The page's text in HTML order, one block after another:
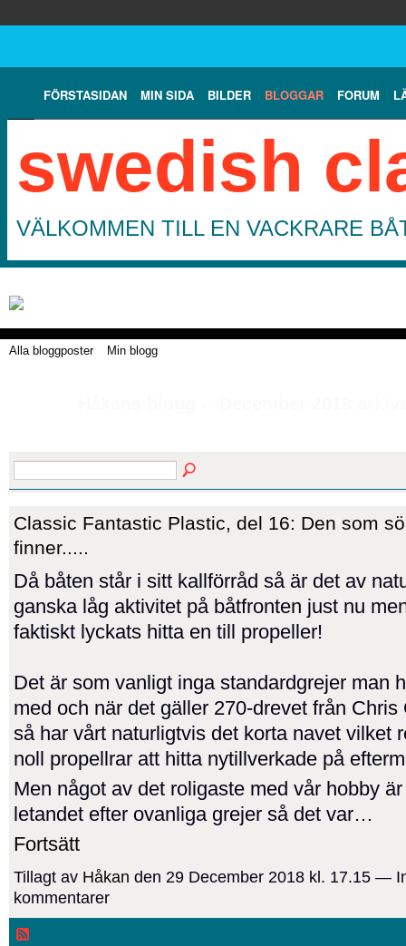
FÖRSTASIDAN MIN SIDA BILDER BLOGGAR FORUM
swedish
VÄLKOMMEN TILL EN VACKRARE
Alla bloggposter Min blogg
Classic Fantastic Plastic, del 16: Den som
finner.....
Då båten står i sitt kallförråd så är det av
ganska låg aktivitet på båtfronten just nu
faktiskt lyckats hitta en till propeller!
Det är som vanligt inga standardgrejer man
med och när det gäller 270-drevet från Chris
så har vårt naturligtvis det korta navet vilket
noll propellrar att hitta nytillverkade på
Men något av det roligaste med vår hobby
letandet efter ovanliga grejer så det var…
Fortsätt
Tillagt av Håkan den 29 December 2018 kl. 17.15 —
kommentarer